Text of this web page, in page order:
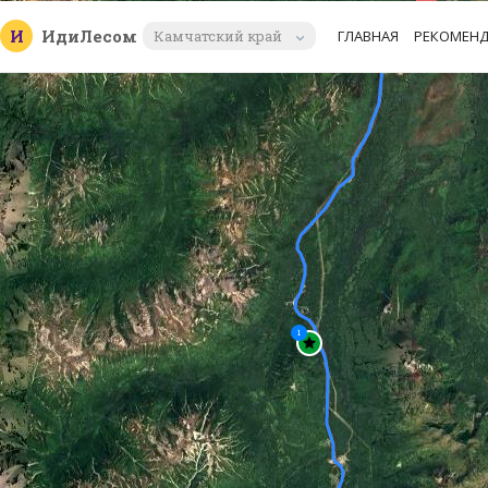
И ИдиЛесом Камчатский край ГЛАВНАЯ
1